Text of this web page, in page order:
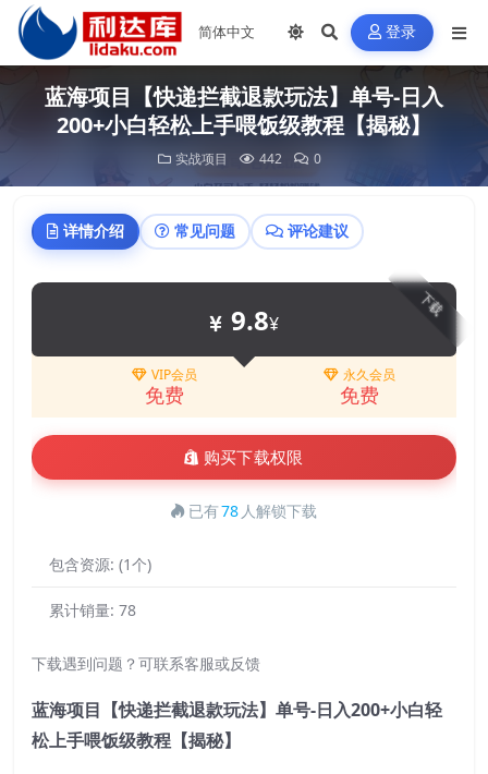
登录
蓝海项目【快递拦截退款玩法】单号-日入
200+小白轻松上手喂饭级教程【揭秘】
实战项目 442 0
详情介绍 常见问题 评论建议
下载
9.8¥
VIP会员
免费
永久会员
免费
购买下载权限
已有78 人解锁下载
包含资源: (1个)
累计销量: 78
下载遇到问题？可联系客服或反馈
蓝海项目【快递拦截退款玩法】单号-日入200+小白轻
松上手喂饭级教程【揭秘】